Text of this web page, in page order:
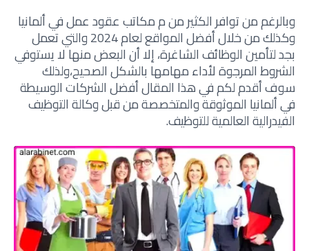
وبالرغم من توافر الكثير من م مكاتب عقود عمل في ألمانيا
وكذلك من خلال أفضل المواقع لعام 2024 والتي تعمل
بجد لتأمين الوظائف الشاغرة، إلا أن البعض منها لا يستوفي
الشروط المرجوة لأداء مهامها بالشكل الصحيح،ولذلك
سوف أقدم لكم في هذا المقال أفضل الشركات الوسيطة
في ألمانيا الموثوقة والمتخصصة من قبل وكالة التوظيف
الفيدرالية العالمية للتوظيف.